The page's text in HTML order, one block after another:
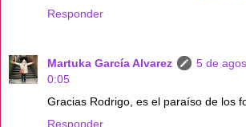
Responder
Martuka García Alvarez
5 de
0:05
Gracias Rodrigo, es el paraíso de los
Responder